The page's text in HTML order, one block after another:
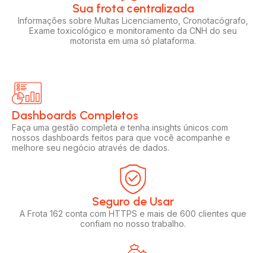
Sua frota centralizada​
Informações sobre Multas Licenciamento, Cronotacógrafo,
Exame toxicológico e monitoramento da CNH do seu
motorista em uma só plataforma.
Dashboards Completos​​
Faça uma gestão completa e tenha insights únicos com
nossos dashboards feitos para que você acompanhe e
melhore seu negócio através de dados.
Seguro de Usar​
A Frota 162 conta com HTTPS e mais de 600 clientes que
confiam no nosso trabalho.